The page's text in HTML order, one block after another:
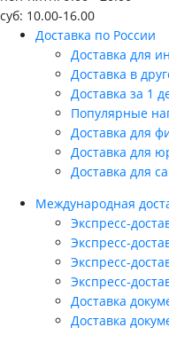
суб: 10.00-16.00
Доставка по России
Доставка для
Доставка в
Доставка за 1
Популярные
Доставка для
Доставка для
Доставка для
Международная
Экспресс-
Экспресс-
Экспресс-
Экспресс-
Доставка
Доставка